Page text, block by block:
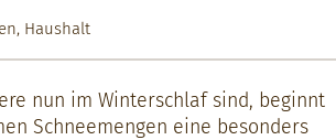
, Haushalt
nun im Win­ter­schlaf sind, begin­nt
Schneemen­gen eine beson­ders